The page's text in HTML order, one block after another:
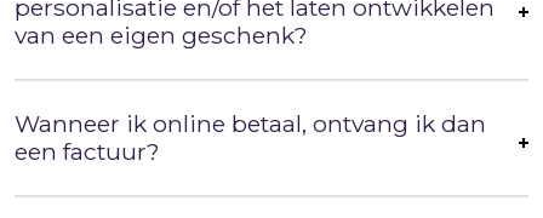
personalisatie en/of het laten ontwikkelen
van een eigen geschenk?
Wanneer ik online betaal, ontvang ik dan
een factuur?